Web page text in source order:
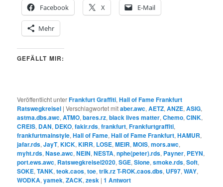
Facebook X E-Mail
Mehr
GEFÄLLT MIR:
Veröffentlicht unterFrankfurt Graffiti,Hall of Fame Frankfurt
Ratswegkreisel |Verschlagwortet mitaber.awc,AETZ,ANZE,ASIG,
astma.dbs.awc,ATMO,bares.rz,black lives matter,Chemo,CINK,
CREIS, DAN, DEKO,fakir.rds,frankfurt,Frankfurtgraffiti,
frankfurtmainstyle,Hall of Fame,Hall of Fame Frankfurt,HAMUR,
jafar.rds,JayT,KICK,KIRR, LOSE,MEIR,MOIS,mors.awc,
myht.rds,Nase.awc,NEIN,NESTA,nphe(peter).rds, Payner, PEYN,
port.ews.awc, Ratswegkreisel2020,SGE,Slone,smoke.rds,Soft,
SOKE,TANK,teok.caos,toe,trik.rz T-ROK.caos.dbs, UF97,WAY,
WODKA,yamek,ZACK,zesk |1 Antwort